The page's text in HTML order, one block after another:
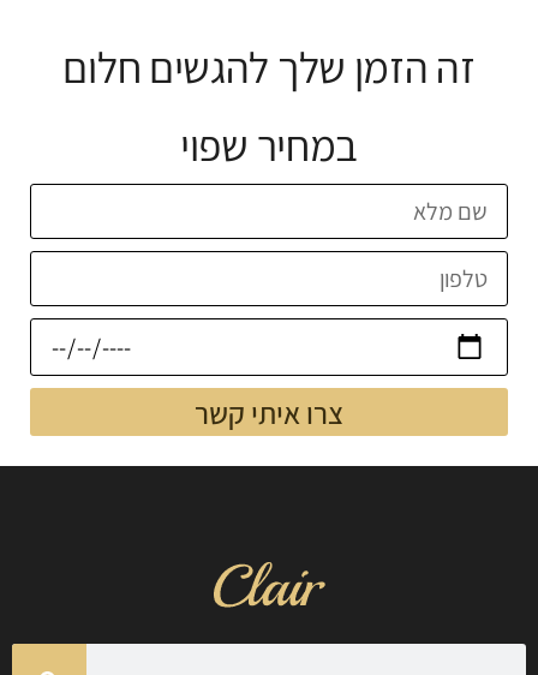
זה הזמן שלך להגשים חלום
במחיר שפוי
צרו איתי קשר